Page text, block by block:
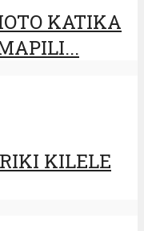
KATIKA
KILELE